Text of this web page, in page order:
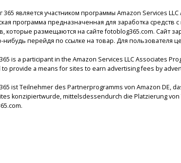
365 является участником программы Amazon Services
программа предназначенная для заработка средств
которые размещаются на сайте fotoblog365.com. Сайт
нибудь перейдя по ссылке на товар. Для пользователя
is a participant in the Amazon Services LLC Associates
provide a means for sites to earn advertising fees by
ist Teilnehmer des Partnerprogramms von Amazon DE,
konzipiertwurde, mittelsdessendurch die Platzierung